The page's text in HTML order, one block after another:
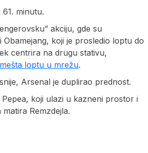
minutu.
akciju, gde su
Obamejang, koji je prosledio loptu do
centrira na drugu stativu,
loptu u mrežu.
Arsenal je duplirao prednost.
koji ulazi u kazneni prostor i
Remzdejla.